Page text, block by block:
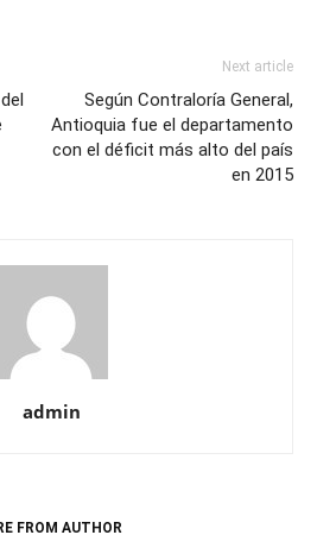
Next article
Según Contraloría General,
Antioquia fue el departamento
con el déficit más alto del país
en 2015
admin
FROM AUTHOR